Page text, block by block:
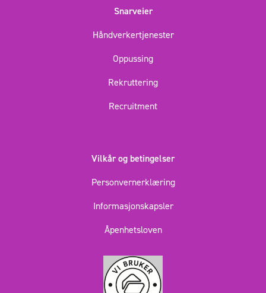
Snarveier
Håndverkertjenester
Oppussing
Rekruttering
Recruitment
Vilkår og betingelser
Personvernerklæring
Informasjonskapsler
Åpenhetsloven